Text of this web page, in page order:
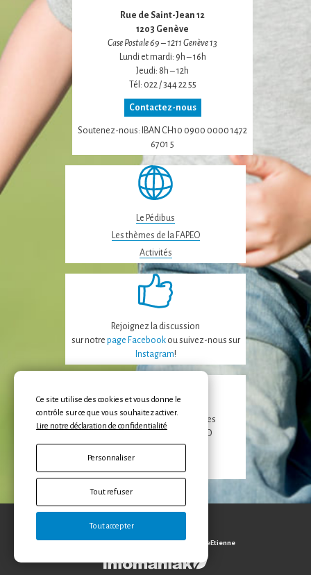
Rue de Saint-Jean 12
1203 Genève
Case Postale 69 – 1211 Genève 13
Lundi et mardi: 9h – 16h
Jeudi: 8h – 12h
Tél: 022 / 344 22 55
Contactez-nous
Soutenez-nous: IBAN CH10 0900 0000 1472
6701 5
Le Pédibus
Les thèmes de la FAPEO
Activités
Rejoignez la discussion
sur notre page Facebookou suivez-nous sur
Instagram!
Recevez les dernières nouvelles
de la FAPEO et des APE/APECO
Inscription
Protection des données
Copyright © 2026 FAPEO, Réalisation EtienneEtienne
Ce site utilise des cookies et vous donne le
contrôle sur ce que vous souhaitez activer.
Lire notre déclaration de confidentialité
Personnaliser
Tout refuser
Tout accepter
fonctionnalité
et la structure
du site Web,
en fonction
de la façon
dont le site
utilisé.
Experience
de votre visite.
ces cookies,
certaines
En partageant
votre
lorsque vous
chances de voir
des offres